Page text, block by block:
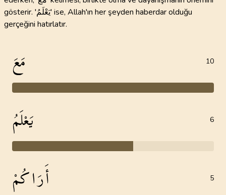
gösterir. 'يَعْلَمُ' ise, Allah'ın her şeyden haberdar olduğu
gerçeğini hatırlatır.
مَعَ 10
يَعْلَمُ 6
أَرَاكُمْ 5